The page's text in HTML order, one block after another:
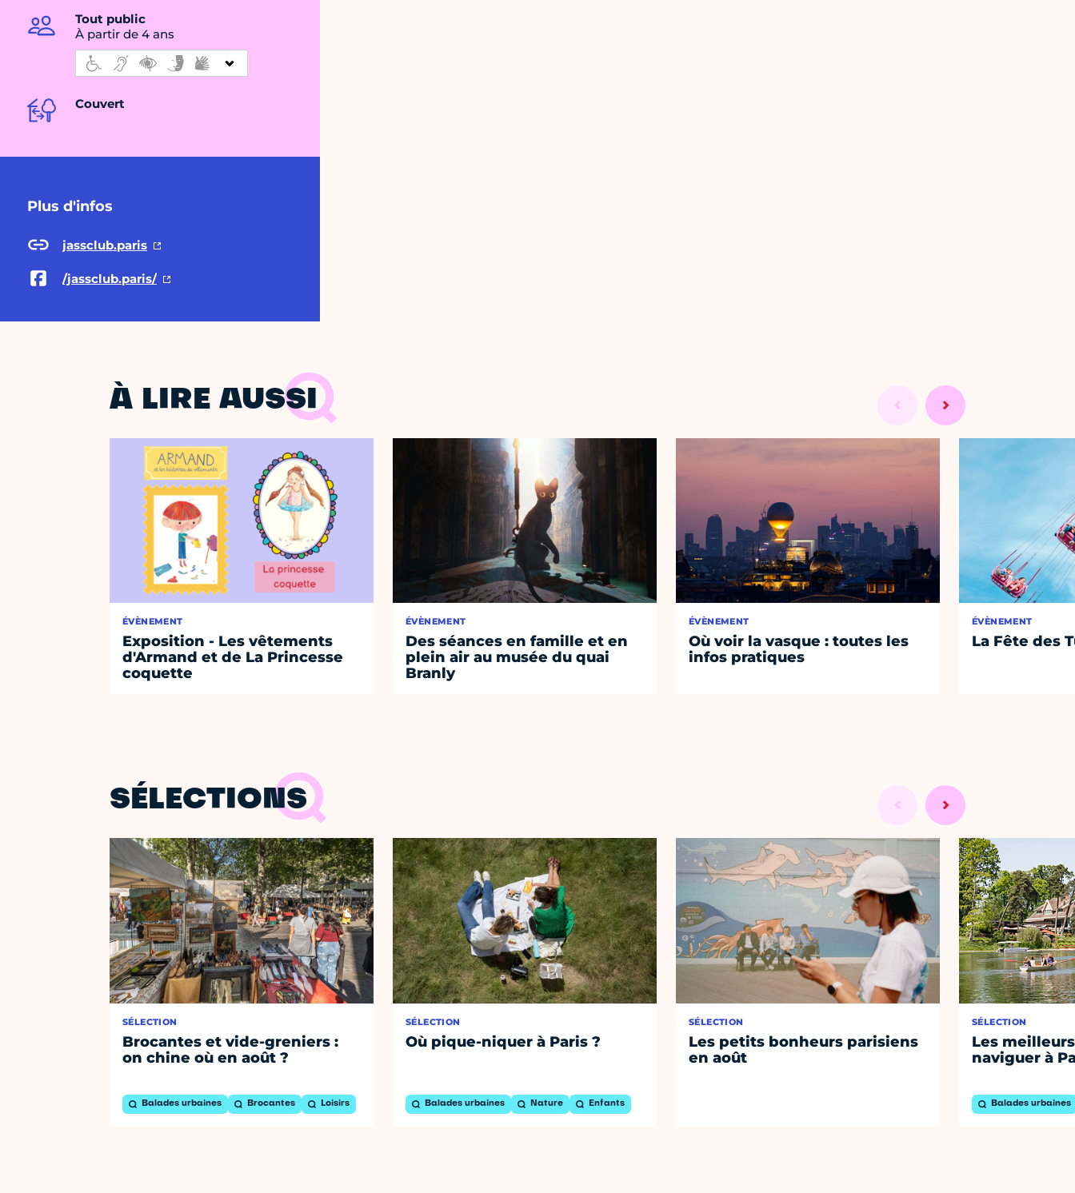
Tout public
À partir de 4 ans
Couvert
Plus d'infos
jassclub.paris
/jassclub.paris/
À LIRE AUSSI
ÉVÈNEMENT
Exposition - Les vêtements
d'Armand et de La Princesse
coquette
ÉVÈNEMENT
Des séances en famille et en
plein air au musée du quai
Branly
ÉVÈNEMENT
Où voir la vasque : toutes les
infos pratiques
ÉVÈNEMENT
La Fête des
SÉLECTIONS
SÉLECTION
Brocantes et vide-greniers :
on chine où en août ?
Balades urbaines Brocantes Loisirs
SÉLECTION
Où pique-niquer à Paris ?
Balades urbaines Nature Enfants
SÉLECTION
Les petits bonheurs parisiens
en août
SÉLECTION
Les
naviguer à
Balades urbaines